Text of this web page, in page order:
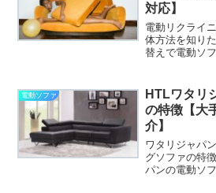
対応】
電動リクライ
体方法を知り
替えで電動ソ
そもそも分解
したらどこを
電動ソファ
HTLワタリ
の特徴【大
介】
ワタリジャパ
グソファの特
パンの電動ソ